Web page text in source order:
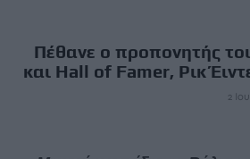
Πέθανε ο προπονητής
και Hall of Famer, Ρικ
2